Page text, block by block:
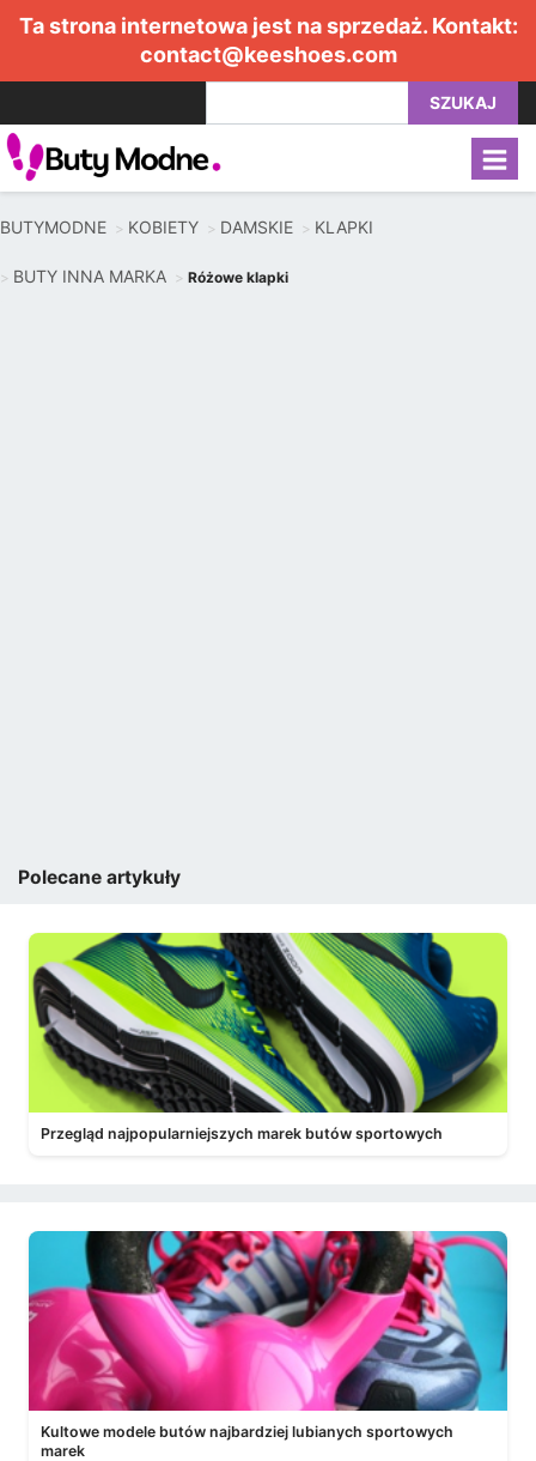
Ta strona internetowa jest na sprzedaż. Kontakt:
contact@keeshoes.com
SZUKAJ
BUTYMODNE KOBIETY DAMSKIE KLAPKI
BUTY INNA MARKA Różowe klapki
Polecane artykuły
Przegląd najpopularniejszych marek butów sportowych
Kultowe modele butów najbardziej lubianych sportowych
marek